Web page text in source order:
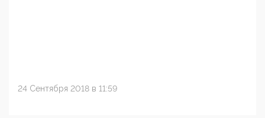
24 Сентября 2018 в 11:59